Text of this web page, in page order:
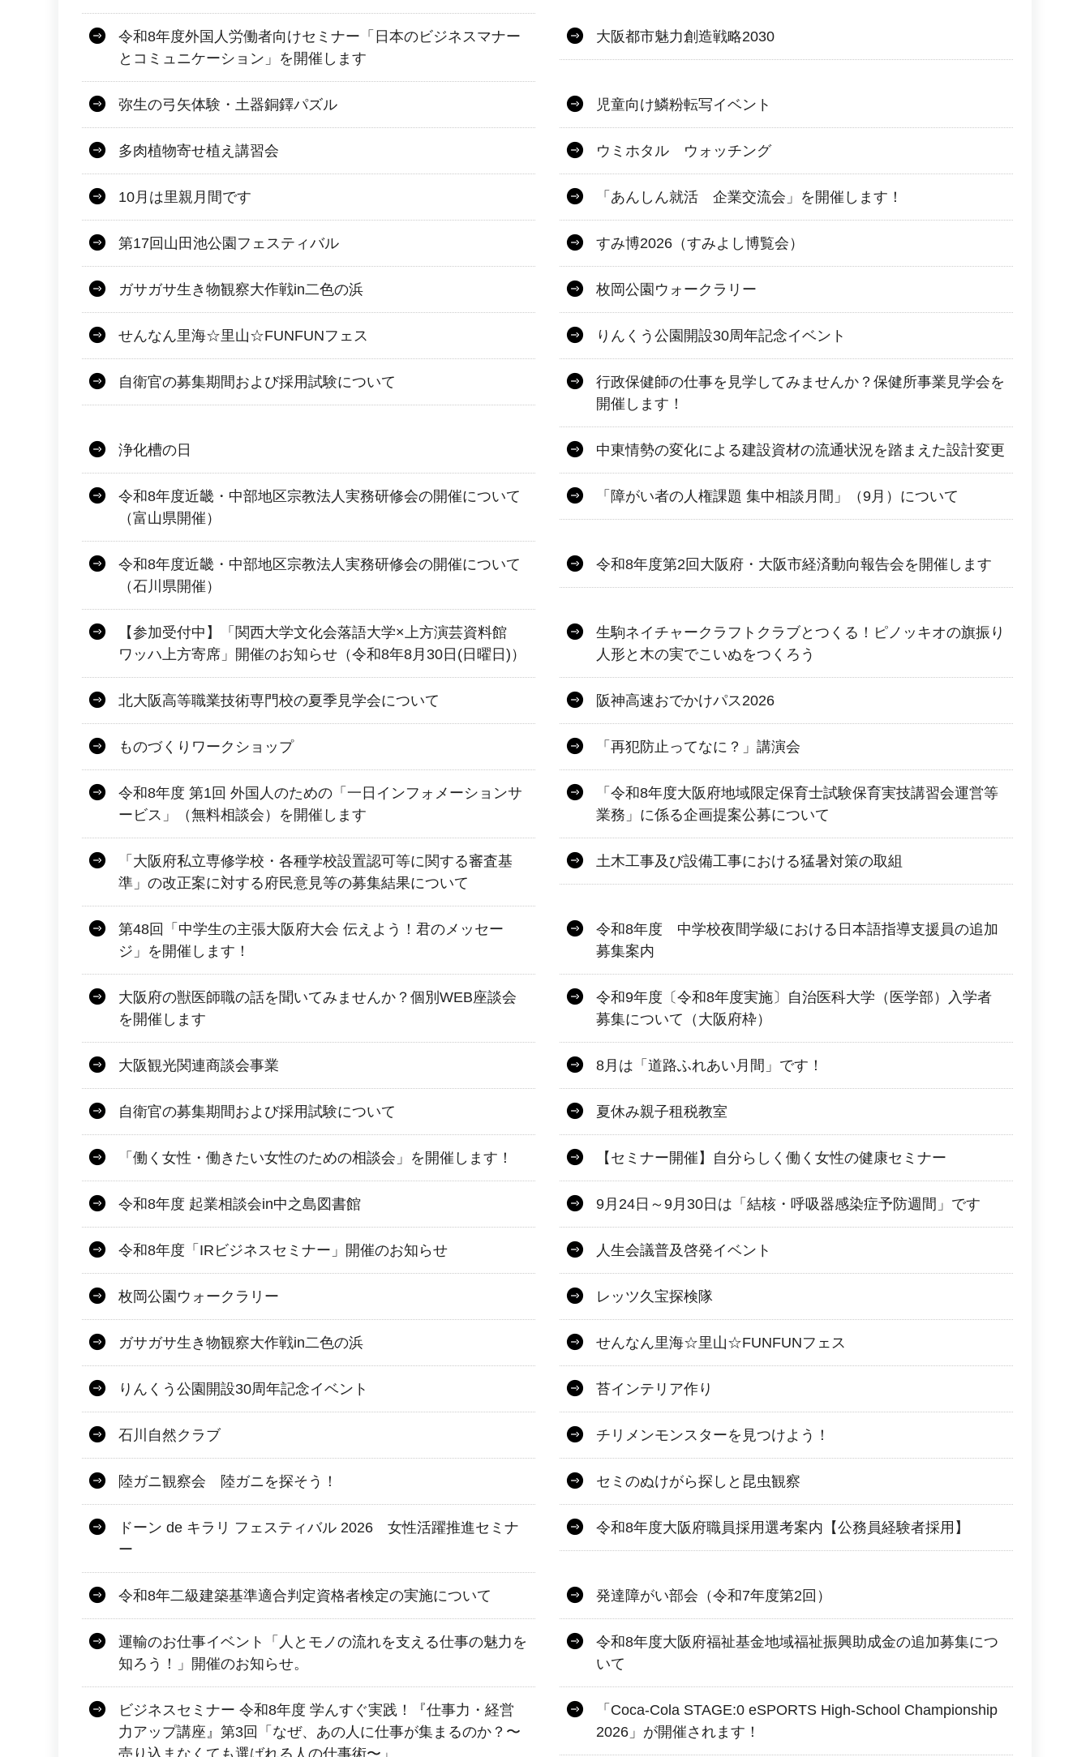
令和8年度外国人労働者向けセミナー「日本のビジネスマナー
とコミュニケーション」を開催します
大阪都市魅力創造戦略2030
弥生の弓矢体験・土器銅鐸パズル 児童向け鱗粉転写イベント
多肉植物寄せ植え講習会 ウミホタル ウォッチング
10月は里親月間です 「あんしん就活 企業交流会」を開催します！
第17回山田池公園フェスティバル すみ博2026（すみよし博覧会）
ガサガサ生き物観察大作戦in二色の浜 枚岡公園ウォークラリー
せんなん里海☆里山☆FUNFUNフェス りんくう公園開設30周年記念イベント
自衛官の募集期間および採用試験について
行政保健師の仕事を見学してみませんか？保健所事業見学会を
開催します！
浄化槽の日 中東情勢の変化による建設資材の流通状況を踏まえた設計変更
令和8年度近畿・中部地区宗教法人実務研修会の開催について
（富山県開催）
「障がい者の人権課題 集中相談月間」（9月）について
令和8年度近畿・中部地区宗教法人実務研修会の開催について
（石川県開催）
令和8年度第2回大阪府・大阪市経済動向報告会を開催します
【参加受付中】「関西大学文化会落語大学×上方演芸資料館
ワッハ上方寄席」開催のお知らせ（令和8年8月30日(日曜日)）
生駒ネイチャークラフトクラブとつくる！ピノッキオの旗振り
人形と木の実でこいぬをつくろう
北大阪高等職業技術専門校の夏季見学会について 阪神高速おでかけパス2026
ものづくりワークショップ 「再犯防止ってなに？」講演会
令和8年度 第1回 外国人のための「一日インフォメーションサ
ービス」（無料相談会）を開催します
「令和8年度大阪府地域限定保育士試験保育実技講習会運営等
業務」に係る企画提案公募について
「大阪府私立専修学校・各種学校設置認可等に関する審査基
準」の改正案に対する府民意見等の募集結果について
土木工事及び設備工事における猛暑対策の取組
第48回「中学生の主張大阪府大会 伝えよう！君のメッセー
ジ」を開催します！
令和8年度 中学校夜間学級における日本語指導支援員の追加
募集案内
大阪府の獣医師職の話を聞いてみませんか？個別WEB座談会
を開催します
令和9年度〔令和8年度実施〕自治医科大学（医学部）入学者
募集について（大阪府枠）
大阪観光関連商談会事業 8月は「道路ふれあい月間」です！
自衛官の募集期間および採用試験について 夏休み親子租税教室
「働く女性・働きたい女性のための相談会」を開催します！ 【セミナー開催】自分らしく働く女性の健康セミナー
令和8年度 起業相談会in中之島図書館 9月24日～9月30日は「結核・呼吸器感染症予防週間」です
令和8年度「IRビジネスセミナー」開催のお知らせ 人生会議普及啓発イベント
枚岡公園ウォークラリー レッツ久宝探検隊
ガサガサ生き物観察大作戦in二色の浜 せんなん里海☆里山☆FUNFUNフェス
りんくう公園開設30周年記念イベント 苔インテリア作り
石川自然クラブ チリメンモンスターを見つけよう！
陸ガニ観察会 陸ガニを探そう！ セミのぬけがら探しと昆虫観察
ドーン de キラリ フェスティバル 2026 女性活躍推進セミナ
ー
令和8年度大阪府職員採用選考案内【公務員経験者採用】
令和8年二級建築基準適合判定資格者検定の実施について 発達障がい部会（令和7年度第2回）
運輸のお仕事イベント「人とモノの流れを支える仕事の魅力を
知ろう！」開催のお知らせ。
令和8年度大阪府福祉基金地域福祉振興助成金の追加募集につ
いて
ビジネスセミナー 令和8年度 学んすぐ実践！『仕事力・経営
力アップ講座』第3回「なぜ、あの人に仕事が集まるのか？〜
「Coca-Cola STAGE:0 eSPORTS High-School Championship
2026」が開催されます！